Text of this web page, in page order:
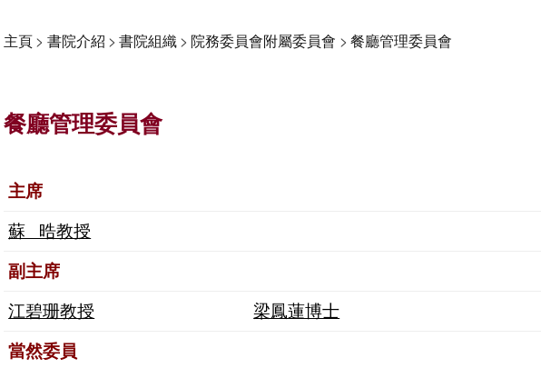
主頁> 書院介紹 > 書院組織> 院務委員會附屬委員會 > 餐廳管理委員會
餐廳管理委員會
主席
蘇 晧教授
副主席
江碧珊教授 梁鳳蓮博士
當然委員